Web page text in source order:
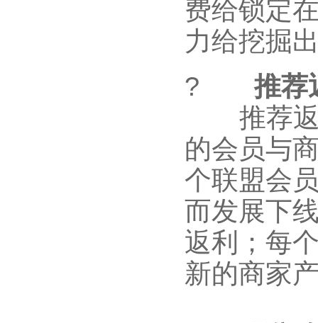
费给锁定
力给挖掘
?推荐
推荐返
的会员与
个联盟会
而发展下
返利；每
新的商家